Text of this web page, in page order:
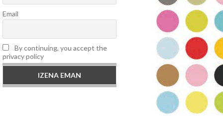
Email
By continuing, you accept the
privacy policy